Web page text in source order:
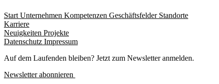
Footer
menu
Start Unternehmen Kompetenzen Geschäftsfelder Standorte
Karriere
Footer
Meta
Neuigkeiten Projekte
Datenschutz Impressum
Auf dem Laufenden bleiben? Jetzt zum Newsletter anmelden.
Newsletter abonnieren